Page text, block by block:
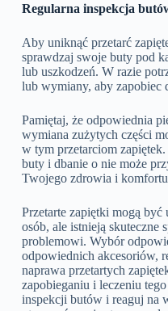
Regularna inspekcja
Aby uniknąć przetarć
sprawdzaj swoje buty pod
lub uszkodzeń. W razie
lub wymiany, aby zapobiec
Pamiętaj, że odpowiednia
wymiana zużytych części
w tym przetarciom
buty i dbanie o nie może
Twojego zdrowia i
Przetarte zapiętki mogą
osób, ale istnieją skuteczne
problemowi. Wybór
odpowiednich akcesoriów,
naprawa przetartych
zapobieganiu i leczeniu
inspekcji butów i reaguj na